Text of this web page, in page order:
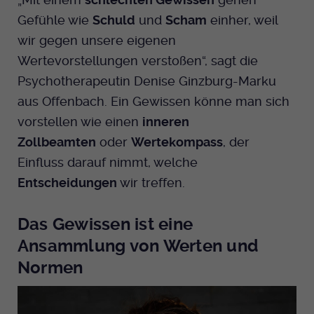
Gefühle wie Schuld und Scham einher, weil
wir gegen unsere eigenen
Wertevorstellungen verstoßen“, sagt die
Psychotherapeutin Denise Ginzburg-Marku
aus Offenbach. Ein Gewissen könne man sich
vorstellen wie einen inneren
Zollbeamten oder Wertekompass, der
Einfluss darauf nimmt, welche
Entscheidungen wir treffen.
Das Gewissen ist eine
Ansammlung von Werten und
Normen
Dieser Cookie wird genutzt um
festzustellen ob ein Benutzer im TYPO3
Backend eingelogged ist und die Seite
bearbeiten darf.
Name fe_typo_user
Anbieter EKHN
Laufzeit Ende der Sitzung
Zweck
Frontend eingelogged ist und die Seite
bearbeiten darf.
Anbieter Medienhaus der EKHN GmbH
Laufzeit
Zweck Einzigartige Besucher ID.
Zweck
Cookie-Informationen anzeigen
Marketing
Reichweiten Analyse
Anbieter Facebook Ireland Limited
Laufzeit 3 Monate
Youtube
Instagram